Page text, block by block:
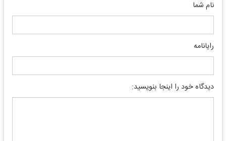
نام شما
رایانامه
دیدگاه خود را اینجا بنویسید: